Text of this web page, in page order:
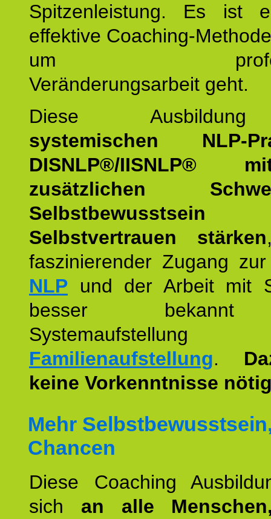
Spitzenleistung. Es ist
effektive Coaching-
um
Veränderungsarbeit geht.
Diese
systemischen NLP-
DISNLP®/IISNLP®
zusätzlichen
Selbstvertrauen stärken
faszinierender Zugang
NLP und der Arbeit mit
besser
Familienaufstellung.
keine Vorkenntnisse
Mehr
Chancen
Diese Coaching
sich an alle